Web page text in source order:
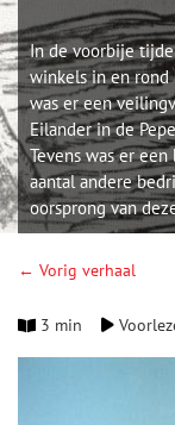
In de voorbije
winkels in en rond
was er een
Eilander in de
Tevens was er
aantal andere
oorsprong van
← Vorig verhaal
3 min